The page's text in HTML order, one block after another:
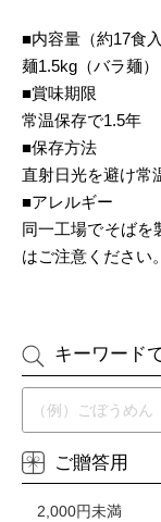
■内容量（約17食入
麺1.5kg（バラ麺）
■賞味期限
常温保存で1.5年
■保存方法
直射日光を避け常
■アレルギー
同一工場でそばを
はご注意ください。
キーワード
ご贈答用
2,000円未満